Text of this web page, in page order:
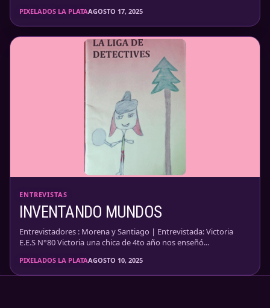
PIXELADOS LA PLATAAGOSTO 17, 2025
ENTREVISTAS
INVENTANDO MUNDOS
Entrevistadores : Morena y Santiago | Entrevistada: Victoria
E.E.S N°80 Victoria una chica de 4to año nos enseñó...
PIXELADOS LA PLATAAGOSTO 10, 2025